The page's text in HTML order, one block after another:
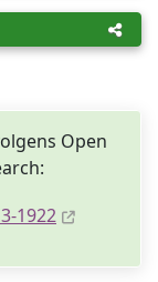
Open
1922